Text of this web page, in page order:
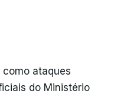
ataques
do Ministério